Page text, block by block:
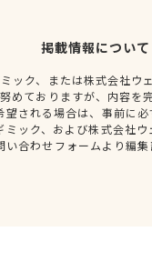
掲載情報について
ック、または株式会社ウ
めておりますが、内容を
される場合は、事前に
ック、および株式会社
合わせフォームより編